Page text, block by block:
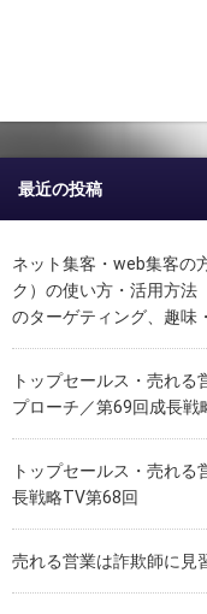
最近の投稿
ネット集客・web集客の
ク）の使い方・活用方
のターゲティング、趣味
トップセールス・売れ
プローチ／第69回成長戦
トップセールス・売れ
長戦略TV第68回
売れる営業は詐欺師に見